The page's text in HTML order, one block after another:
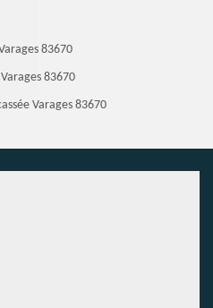
83670
83670
Varages 83670